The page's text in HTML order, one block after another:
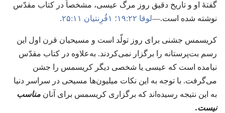
گفتهٔ او و تاریخ دقیق روز مرگ عیسی،‏ مشخصاً در کتاب مقدّس
نوشته شده است.‏—‏لوقا ۲۲:‏۱۹؛‏ ‏.‏
کریسمس جشنی برای روز تولّد است و مسیحیان قرن اول این
رسم بت‌پرستانه را برگزار نمی‌کردند.‏ به‌علاوه در کتاب مقدّس
نیامده است که عیسی یا شخصی دیگر کریسمس را جشن
می‌گرفت.‏ با توجه به این نکات میلیون‌ها مسیحی در سراسر دنیا
به این نتیجه رسیده‌اند که برگزاری کریسمس برای آنان مناسب
نیست.‏